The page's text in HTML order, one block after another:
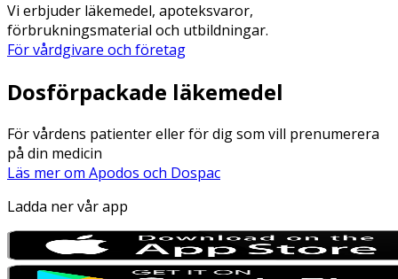
Vi erbjuder läkemedel, apoteksvaror,
förbrukningsmaterial och utbildningar.
För vårdgivare och företag
Dosförpackade läkemedel
För vårdens patienter eller för dig som vill prenumerera
på din medicin
Läs mer om Apodos och Dospac
Ladda ner vår app